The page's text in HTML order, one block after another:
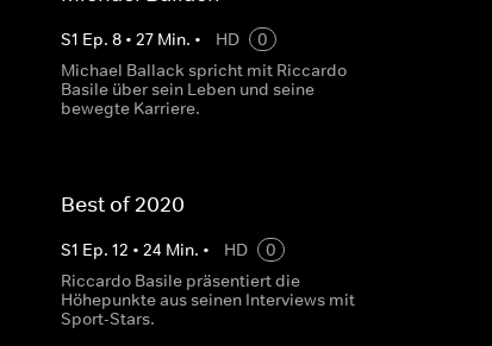
S1 Ep. 8• 27Min. • HD
0
Michael Ballack spricht mit Riccardo
Basile über sein Leben und seine
bewegte Karriere.
Best of 2020
S1 Ep. 12 • 24 Min. • HD
0
Riccardo Basile präsentiert die
Höhepunkte aus seinen Interviews mit
Sport-Stars.